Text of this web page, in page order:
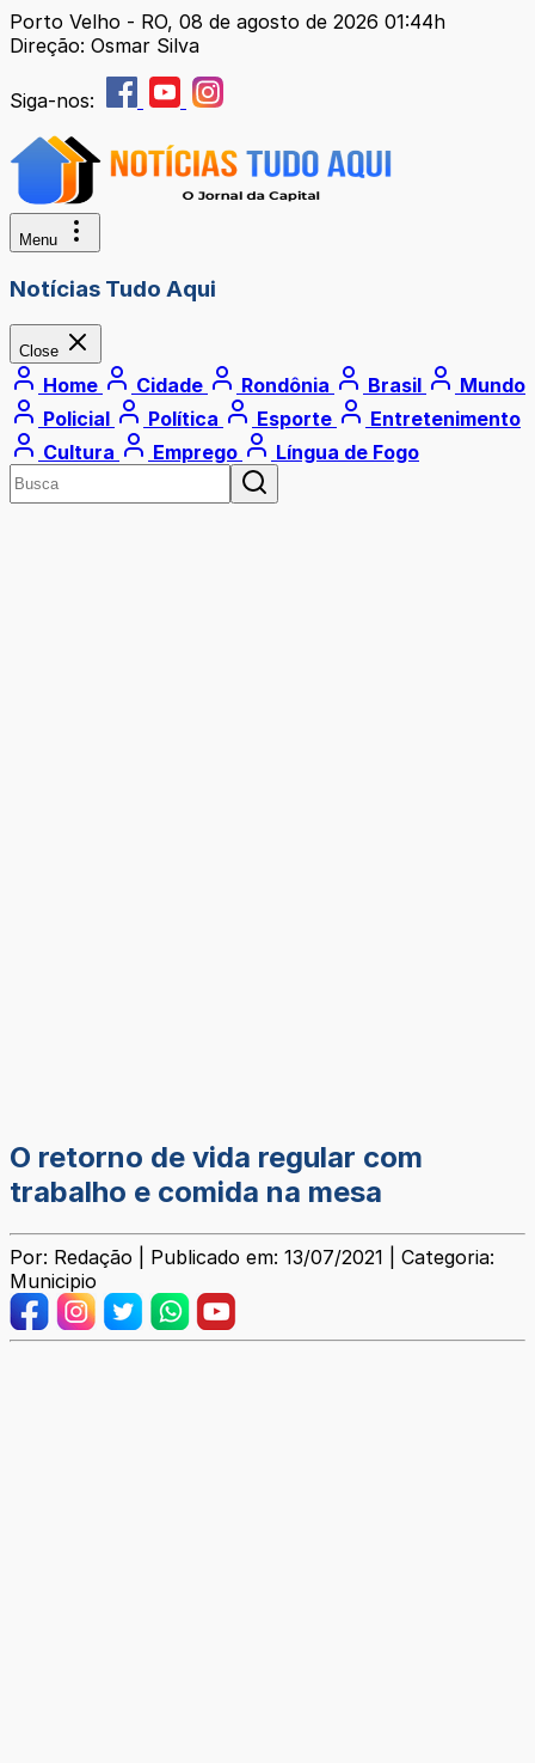
Porto Velho - RO, 08 de agosto de 2026 01:44h
Direção: Osmar Silva
Siga-nos:
Menu
Notícias Tudo Aqui
Close
Home Cidade Rondônia Brasil
Mundo
Policial
Política Esporte
Entretenimento
Cultura
Emprego Língua de Fogo
O retorno de vida regular com
trabalho e comida na mesa
Por: Redação | Publicado em: 13/07/2021 | Categoria:
Municipio